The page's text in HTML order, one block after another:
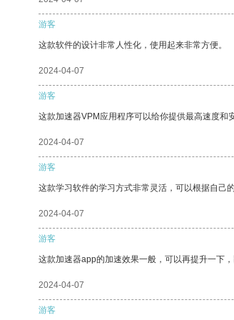
游客
这款软件的设计非常人性化，使用起来非常方便。
2024-04-07
游客
这款加速器VPM应用程序可以给你提供最高速度和
2024-04-07
游客
这款学习软件的学习方式非常灵活，可以根据自己
2024-04-07
游客
这款加速器app的加速效果一般，可以再提升一下
2024-04-07
游客